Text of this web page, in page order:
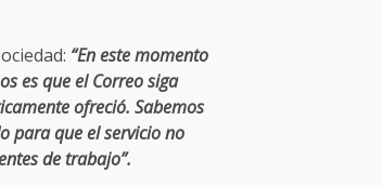
“En este momento
es que el Correo siga
ofreció. Sabemos
para que el servicio no
de trabajo”.